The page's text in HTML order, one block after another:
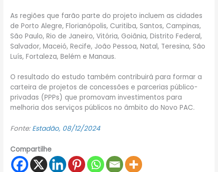
As regiões que farão parte do projeto incluem as cidades
de Porto Alegre, Florianópolis, Curitiba, Santos, Campinas,
São Paulo, Rio de Janeiro, Vitória, Goiânia, Distrito Federal,
Salvador, Maceió, Recife, João Pessoa, Natal, Teresina, São
Luís, Fortaleza, Belém e Manaus.
O resultado do estudo também contribuirá para formar a
carteira de projetos de concessões e parcerias público-
privadas (PPPs) que promovam investimentos para
melhoria dos serviços públicos no âmbito do Novo PAC.
Fonte: Estadão, 08/12/2024
Compartilhe